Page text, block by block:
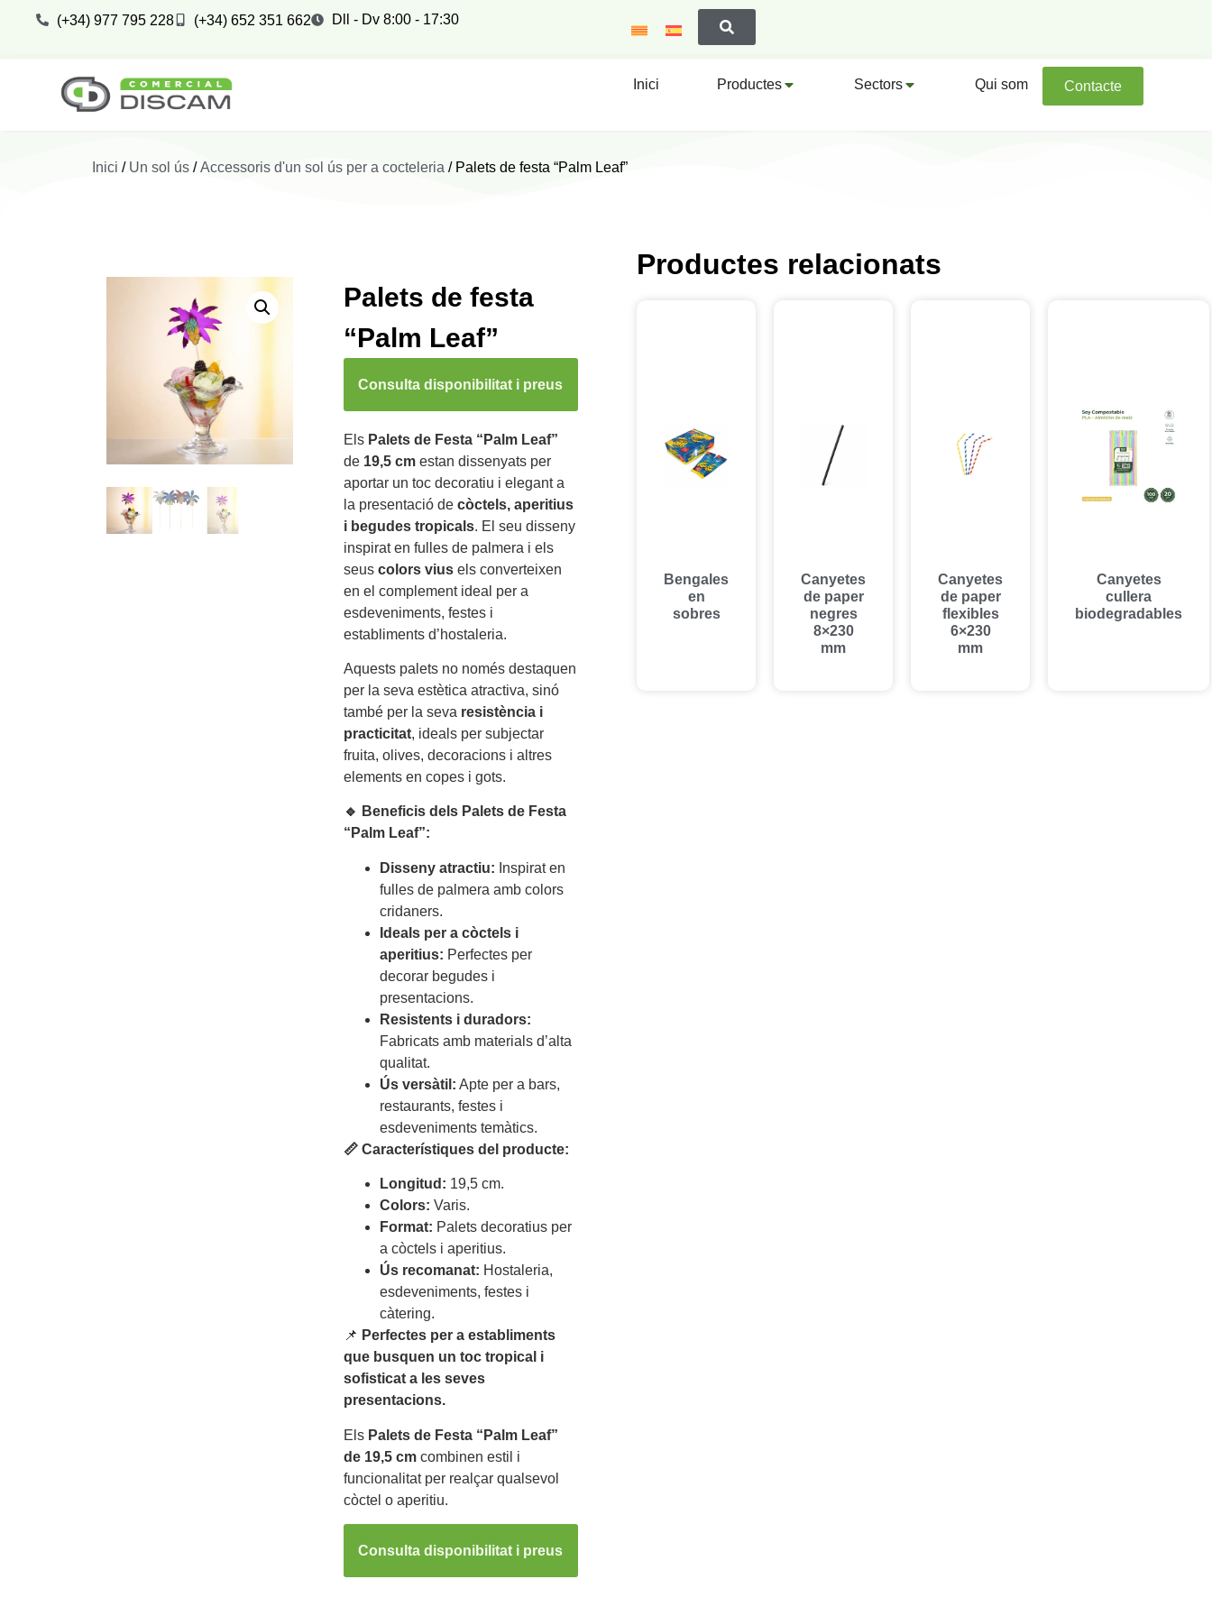
(+34) 977 795 228 (+34) 652 351 662 Dll - Dv 8:00 - 17:30
Inici Productes Sectors Qui som Contacte
Inici / Un sol ús /Accessoris d'un sol ús per a cocteleria / Palets de festa “Palm Leaf”
Palets de festa
“Palm Leaf”
Consulta disponibilitat i preus
Els Palets de Festa “Palm Leaf”
de 19,5 cmestan dissenyats per
aportar un toc decoratiu i elegant a
la presentació de còctels, aperitius
i begudes tropicals. El seu disseny
inspirat en fulles de palmera i els
seus colors viusels converteixen
en el complement ideal per a
esdeveniments, festes i
establiments d’hostaleria.
Aquests palets no només destaquen
per la seva estètica atractiva, sinó
també per la seva resistència i
practicitat, ideals per subjectar
fruita, olives, decoracions i altres
elements en copes i gots.
🔹 Beneficis dels Palets de Festa
“Palm Leaf”:
Disseny atractiu: Inspirat en
fulles de palmera amb colors
cridaners.
Ideals per a còctels i
aperitius: Perfectes per
decorar begudes i
presentacions.
Resistents i duradors:
Fabricats amb materials d’alta
qualitat.
Ús versàtil: Apte per a bars,
restaurants, festes i
esdeveniments temàtics.
📏 Característiques del producte:
Longitud: 19,5 cm.
Colors: Varis.
Format: Palets decoratius per
a còctels i aperitius.
Ús recomanat: Hostaleria,
esdeveniments, festes i
càtering.
📌 Perfectes per a establiments
que busquen un toc tropical i
sofisticat a les seves
presentacions.
Els Palets de Festa “Palm Leaf”
de 19,5 cmcombinen estil i
funcionalitat per realçar qualsevol
còctel o aperitiu.
Consulta disponibilitat i preus
Productes relacionats
Bengales
en
sobres
Canyetes
de paper
negres
8×230
mm
Canyetes
de paper
flexibles
6×230
mm
Canyetes
cullera
biodegradables